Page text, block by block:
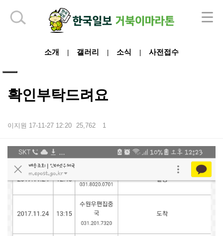
소개 갤러리 소식 사전접수
확인부탁드려요
이지원 17-11-27 12:20 25,762 1
본문
하단 영역